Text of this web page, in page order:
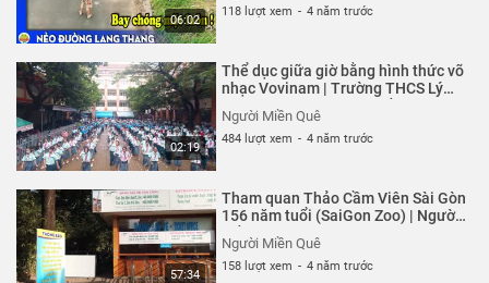
06:02
118 lượt xem - 4 năm trước
02:19
Thể dục giữa giờ bằng hình thức võ
nhạc Vovinam | Trường THCS Lý
Phong quận 5 | Người Miền Quê
Người Miền Quê
484 lượt xem - 4 năm trước
57:34
Tham quan Thảo Cầm Viên Sài Gòn
156 năm tuổi (SaiGon Zoo) | Người
Miền Quê
Người Miền Quê
158 lượt xem - 4 năm trước